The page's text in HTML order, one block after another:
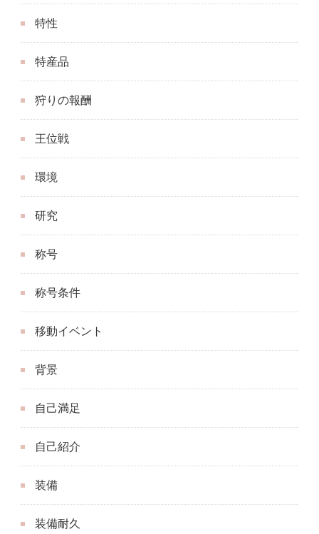
特性
特産品
狩りの報酬
王位戦
環境
研究
称号
称号条件
移動イベント
背景
自己満足
自己紹介
装備
装備耐久